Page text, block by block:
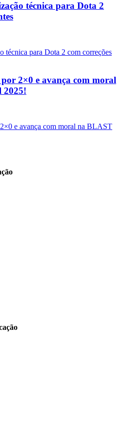
técnica para Dota 2
2×0 e avança com moral
2025!